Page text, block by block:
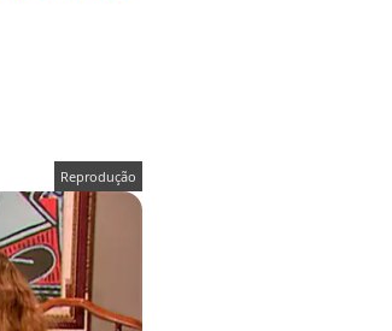
Reprodução